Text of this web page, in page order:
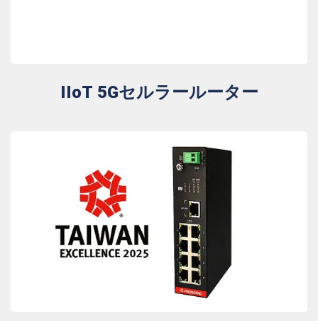
IIoT 5Gセルラールーター